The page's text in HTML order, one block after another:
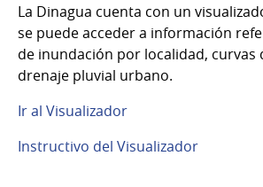
La Dinagua cuenta con un
se puede acceder a información
de inundación por localidad, curvas
drenaje pluvial urbano.
Ir al Visualizador
Instructivo del Visualizador